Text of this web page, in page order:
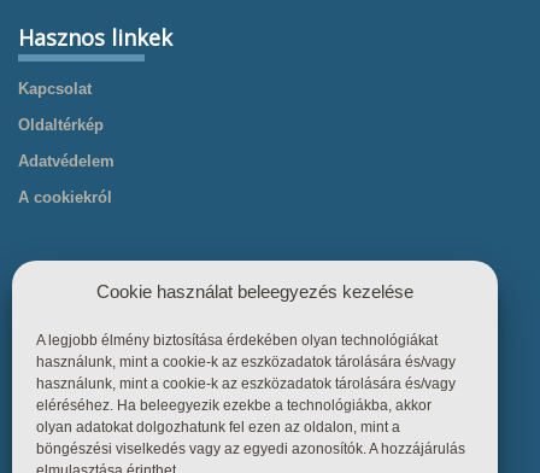
Hasznos linkek
Kapcsolat
Oldaltérkép
Adatvédelem
A cookiekról
Hasznos linkek
Főoldal
Termékek
Cookie használat beleegyezés kezelése
A legjobb élmény biztosítása érdekében olyan technológiákat
használunk, mint a cookie-k az eszközadatok tárolására és/vagy
használunk, mint a cookie-k az eszközadatok tárolására és/vagy
eléréséhez. Ha beleegyezik ezekbe a technológiákba, akkor
olyan adatokat dolgozhatunk fel ezen az oldalon, mint a
böngészési viselkedés vagy az egyedi azonosítók. A hozzájárulás